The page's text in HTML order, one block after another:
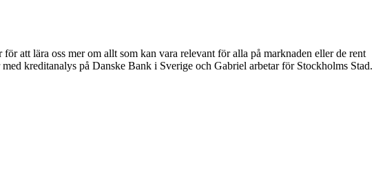
att lära oss mer om allt som kan vara relevant för alla på marknaden eller de rent
kreditanalys på Danske Bank i Sverige och Gabriel arbetar för Stockholms Stad.